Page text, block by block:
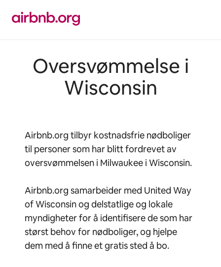
innhold
Oversvømmelse i
Wisconsin
Airbnb.org tilbyr kostnadsfrie nødboliger
til personer som har blitt fordrevet av
oversvømmelsen i Milwaukee i Wisconsin.
Airbnb.org samarbeider med United Way
of Wisconsin og delstatlige og lokale
myndigheter for å identifisere de som har
størst behov for nødboliger, og hjelpe
dem med å finne et gratis sted å bo.